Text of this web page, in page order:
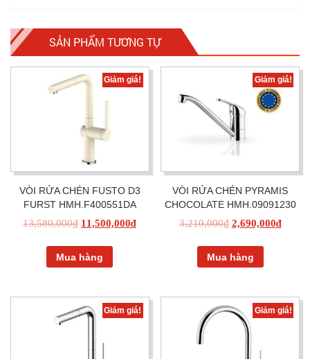
SẢN PHẨM TƯƠNG TỰ
Giảm giá!
VÒI RỬA CHÉN FUSTO D3
FURST HMH.F400551DA
13,580,000₫ 11,500,000₫
Mua hàng
Giảm giá!
VÒI RỬA CHÉN PYRAMIS
CHOCOLATE HMH.09091230
3,210,000₫ 2,690,000₫
Mua hàng
Giảm giá! Giảm giá!